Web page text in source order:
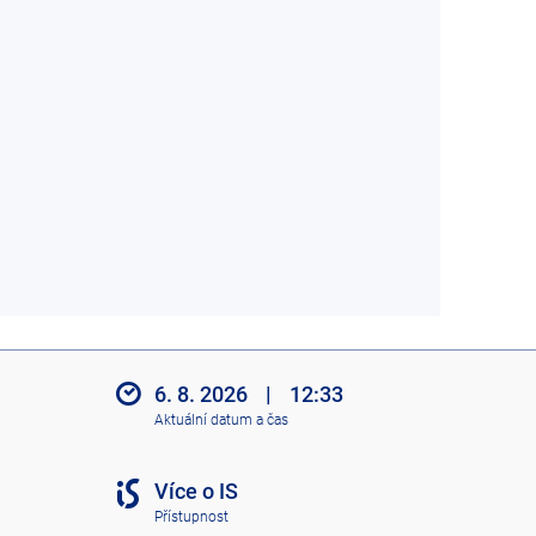
6. 8. 2026 | 12:33
Aktuální datum a čas
Více o IS
Přístupnost